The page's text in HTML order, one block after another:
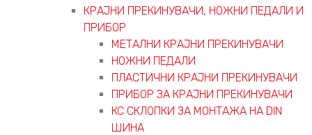
КРАЈНИ ПРЕКИНУВАЧИ, НОЖНИ ПЕДАЛИ И
ПРИБОР
МЕТАЛНИ КРАЈНИ ПРЕКИНУВАЧИ
НОЖНИ ПЕДАЛИ
ПЛАСТИЧНИ КРАЈНИ ПРЕКИНУВАЧИ
ПРИБОР ЗА КРАЈНИ ПРЕКИНУВАЧИ
КС СКЛОПКИ ЗА МОНТАЖА НА DIN
ШИНА